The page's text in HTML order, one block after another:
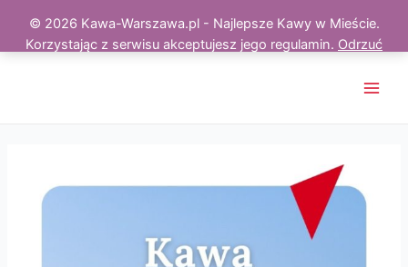
© 2026 Kawa-Warszawa.pl - Najlepsze Kawy w Mieście.
Korzystając z serwisu akceptujesz jego regulamin. Odrzuć